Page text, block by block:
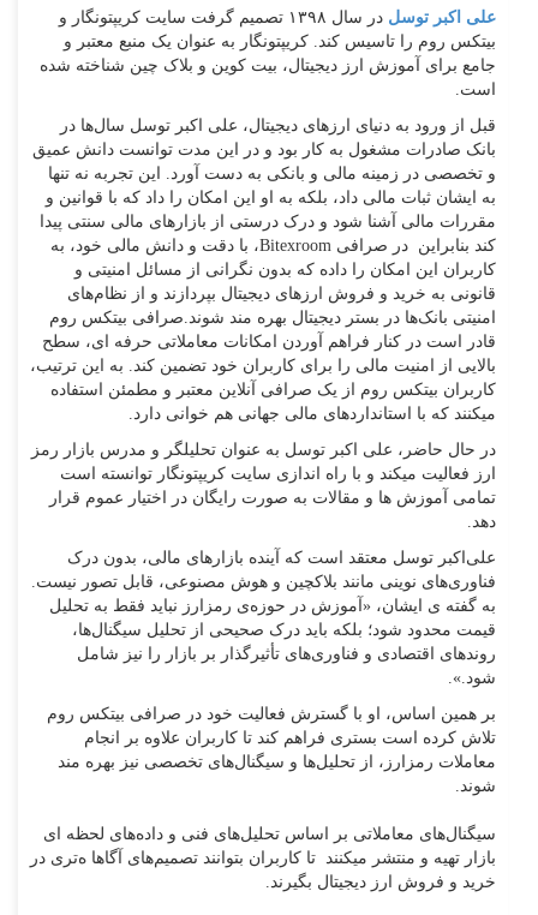
علی اکبر توسل
در سال ۱۳۹۸ تصمیم گرفت سایت کریپتونگار و
بیتکس روم را تاسیس کند. کریپتونگار به عنوان یک منبع معتبر و
جامع برای آموزش ارز دیجیتال، بیت کوین و بلاک چین شناخته شده
است.
قبل از ورود به دنیای ارزهای دیجیتال، علی اکبر توسل سال‌ها در
بانک صادرات مشغول به کار بود و در این مدت توانست دانش عمیق
و تخصصی در زمینه مالی و بانکی به دست آورد. این تجربه نه تنها
به ایشان ثبات مالی داد، بلکه به او این امکان را داد که با قوانین و
مقررات مالی آشنا شود و درک درستی از بازارهای مالی سنتی پیدا
کند بنابراین در صرافی Bitexroom، با دقت و دانش مالی‌ خود، به
کاربران این امکان را داده که بدون نگرانی از مسائل امنیتی و
قانونی به خرید و فروش ارزهای دیجیتال بپردازند و از نظام‌های
امنیتی بانک‌ها در بستر دیجیتال بهره مند شوند.صرافی بیتکس روم
قادر است در کنار فراهم آوردن امکانات معاملاتی حرفه ای، سطح
بالایی از امنیت مالی را برای کاربران خود تضمین کند. به این ترتیب،
کاربران بیتکس روم از یک صرافی آنلاین معتبر و مطمئن استفاده
میکنند که با استانداردهای مالی جهانی هم خوانی دارد.
در حال حاضر، علی اکبر توسل به عنوان تحلیلگر و مدرس بازار رمز
ارز فعالیت میکند و با راه اندازی سایت کریپتونگار توانسته است
تمامی آموزش ها و مقالات به صورت رایگان در اختیار عموم قرار
دهد.
علی‌اکبر توسل معتقد است که آینده بازارهای مالی، بدون درک
فناوری‌های نوینی مانند بلاکچین و هوش مصنوعی، قابل تصور نیست.
به گفته ی ایشان، «آموزش در حوزه‌ی رمزارز نباید فقط به تحلیل
قیمت محدود شود؛ بلکه باید درک صحیحی از تحلیل سیگنال‌ها،
روندهای اقتصادی و فناوری‌های تأثیرگذار بر بازار را نیز شامل
شود.».
بر همین اساس، او با گسترش فعالیت خود در صرافی بیتکس روم
تلاش کرده است بستری فراهم کند تا کاربران علاوه بر انجام
معاملات رمزارز، از تحلیل‌ها و سیگنال‌های تخصصی نیز بهره مند
شوند.
سیگنال‌های معاملاتی بر اساس تحلیل‌های فنی و داده‌های لحظه ای
بازار تهیه و منتشر میکنند تا کاربران بتوانند تصمیم‌های آگاها ه‌تری در
خرید و فروش ارز دیجیتال بگیرند.